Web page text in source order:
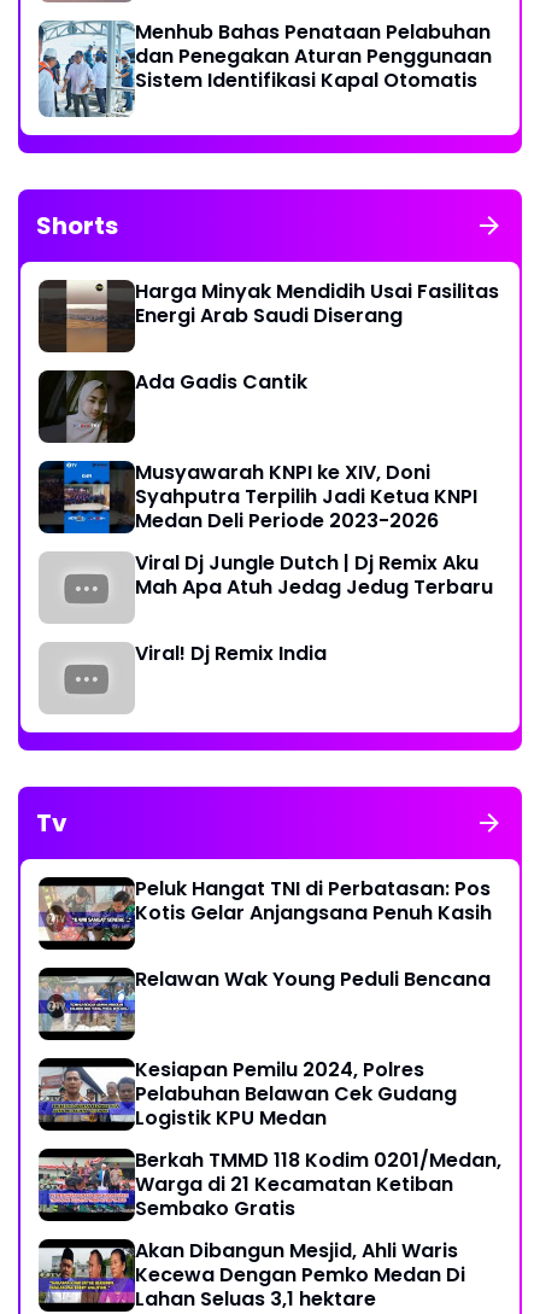
Menhub Bahas Penataan Pelabuhan
dan Penegakan Aturan Penggunaan
Sistem Identifikasi Kapal Otomatis
Shorts
Harga Minyak Mendidih Usai Fasilitas
Energi Arab Saudi Diserang
Ada Gadis Cantik
Musyawarah KNPI ke XIV, Doni
Syahputra Terpilih Jadi Ketua KNPI
Medan Deli Periode 2023-2026
Viral Dj Jungle Dutch | Dj Remix Aku
Mah Apa Atuh Jedag Jedug Terbaru
Viral! Dj Remix India
Tv
Peluk Hangat TNI di Perbatasan: Pos
Kotis Gelar Anjangsana Penuh Kasih
Relawan Wak Young Peduli Bencana
Kesiapan Pemilu 2024, Polres
Pelabuhan Belawan Cek Gudang
Logistik KPU Medan
Berkah TMMD 118 Kodim 0201/Medan,
Warga di 21 Kecamatan Ketiban
Sembako Gratis
Akan Dibangun Mesjid, Ahli Waris
Kecewa Dengan Pemko Medan Di
Lahan Seluas 3,1 hektare